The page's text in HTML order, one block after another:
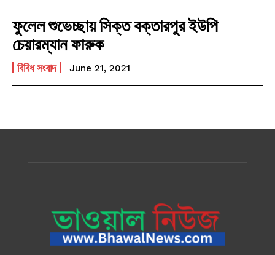
ফুলেল শুভেচ্ছায় সিক্ত বক্তারপুর ইউপি
চেয়ারম্যান ফারুক
বিবিধ সংবাদ June 21, 2021